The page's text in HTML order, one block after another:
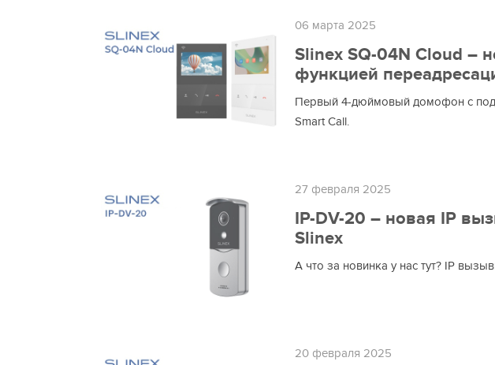
06 марта 2025
Slinex SQ-04N Cloud –
функцией
Первый 4-дюймовый домофон с
Smart Call.
27 февраля 2025
IP-DV-20 – новая IP
Slinex
А что за новинка у нас тут? IP
20 февраля 2025